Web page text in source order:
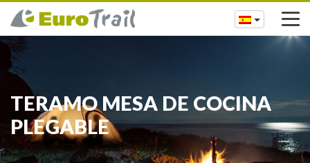
TERAMO MESA DE COCINA
PLEGABLE